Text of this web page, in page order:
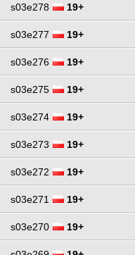
s03e278 19+
s03e277 19+
s03e276 19+
s03e275 19+
s03e274 19+
s03e273 19+
s03e272 19+
s03e271 19+
s03e270 19+